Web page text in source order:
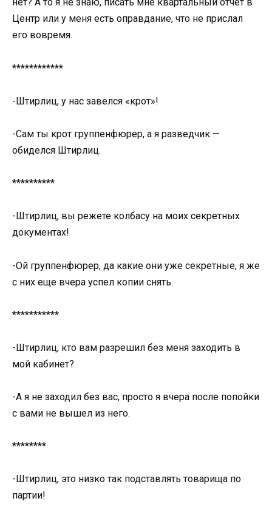
нет? А то я не знаю, писать мне квартальный отчет в
Центр или у меня есть оправдание, что не прислал
его вовремя.
************
-Штирлиц, у нас завелся «крот»!
-Сам ты крот группенфюрер, а я разведчик —
обиделся Штирлиц.
**********
-Штирлиц, вы режете колбасу на моих секретных
документах!
-Ой группенфюрер, да какие они уже секретные, я же
с них еще вчера успел копии снять.
***********
-Штирлиц, кто вам разрешил без меня заходить в
мой кабинет?
-А я не заходил без вас, просто я вчера после попойки
с вами не вышел из него.
********
-Штирлиц, это низко так подставлять товарища по
партии!